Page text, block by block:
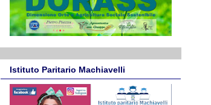
Istituto Paritario Machiavelli